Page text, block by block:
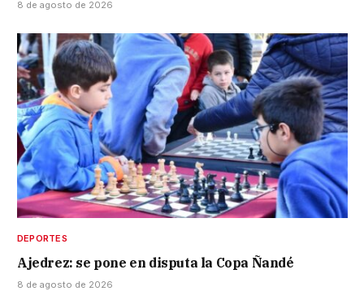
8 de agosto de 2026
DEPORTES
Ajedrez: se pone en disputa la Copa Ñandé
8 de agosto de 2026